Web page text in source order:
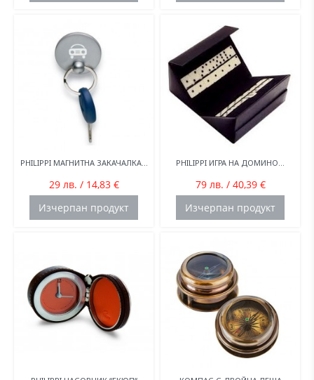
PHILIPPI МАГНИТНА ЗАКАЧАЛКА...
29 лв. / 14,83 €
Изчерпан продукт
PHILIPPI ИГРА НА ДОМИНО...
79 лв. / 40,39 €
Изчерпан продукт